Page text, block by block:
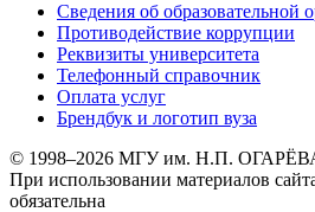
Сведения об образовательной
Противодействие коррупции
Реквизиты университета
Телефонный справочник
Оплата услуг
Брендбук и логотип вуза
© 1998–2026 МГУ им. Н.П.
При использовании материалов
обязательна